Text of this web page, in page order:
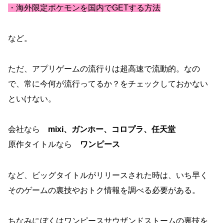
・海外限定ポケモンを国内でGETする方法
など。
ただ、アプリゲームの流行りは超高速で流動的。なの
で、常に今何が流行ってるか？をチェックしておかない
といけない。
会社なら mixi、ガンホー、コロプラ、任天堂
原作タイトルなら ワンピース
など、ビッグタイトルがリリースされた時は、いち早く
そのゲームの裏技やおトク情報を調べる必要がある。
ちなみにぼくはワンピースサウザンドストームの裏技を